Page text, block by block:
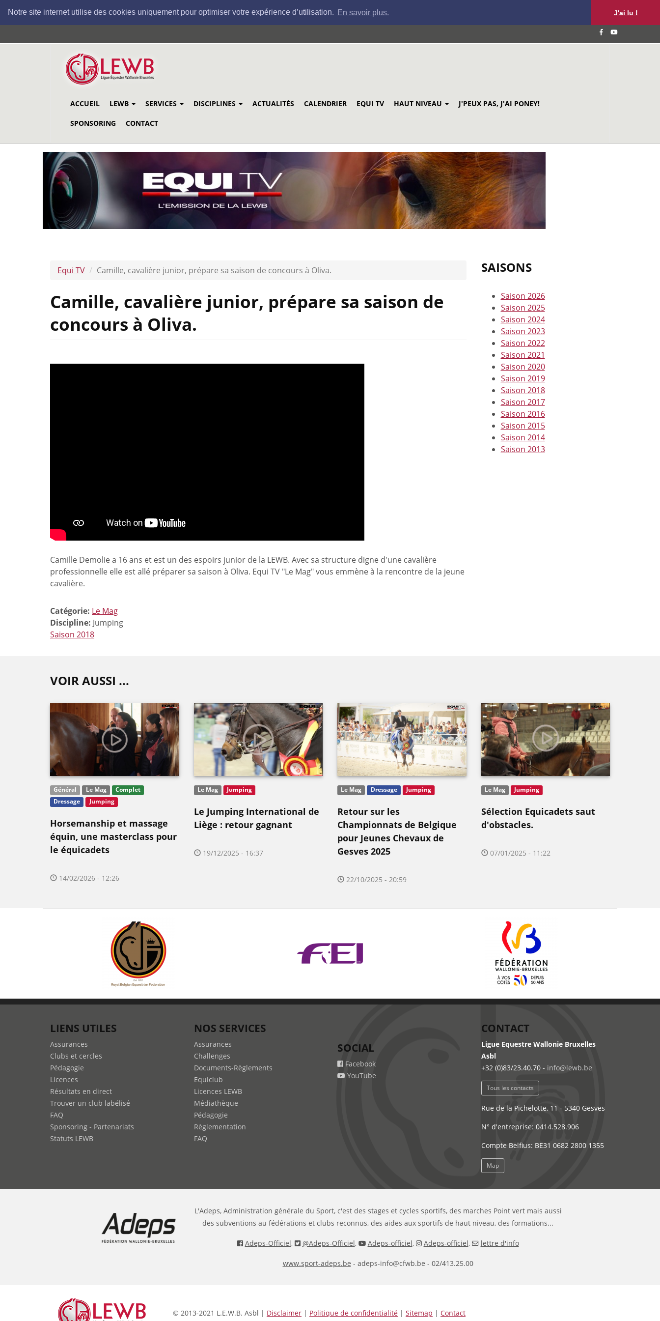
Notre site internet utilise des cookies uniquement pour optimiser votre expérience d’utilisation. En savoir plus. J'ai lu !
au
ACCUEIL LEWB SERVICES DISCIPLINES ACTUALITÉS CALENDRIER EQUI TV HAUT NIVEAU J'PEUX PAS, J'AI PONEY!
SPONSORING CONTACT
Equi TV Camille, cavalière junior, prépare sa saison de concours à Oliva.
Camille, cavalière junior, prépare sa saison de
concours à Oliva.
Camille Demolie a 16 ans et est un des espoirs junior de la LEWB. Avec sa structure digne d'une cavalière
professionnelle elle est allé préparer sa saison à Oliva. Equi TV "Le Mag" vous emmène à la rencontre de la jeune
cavalière.
Catégorie: Le Mag
Discipline: Jumping
Saison 2018
SAISONS
Saison 2026
Saison 2025
Saison 2024
Saison 2023
Saison 2022
Saison 2021
Saison 2020
Saison 2019
Saison 2018
Saison 2017
Saison 2016
Saison 2015
Saison 2014
Saison 2013
VOIR AUSSI ...
Général Le Mag
Complet
Dressage
Jumping
Horsemanship et massage
équin, une masterclass pour
le équicadets
14/02/2026 - 12:26
Le Mag Jumping
Le Jumping International de
Liège : retour gagnant
19/12/2025 - 16:37
Le Mag Dressage Jumping
Retour sur les
Championnats de Belgique
pour Jeunes Chevaux de
Gesves 2025
22/10/2025 - 20:59
Le Mag Jumping
Sélection Equicadets saut
d'obstacles.
07/01/2025 - 11:22
LIENS UTILES
Assurances
Clubs et cercles
Pédagogie
Licences
Résultats en direct
Trouver un club labélisé
FAQ
Sponsoring - Partenariats
Statuts LEWB
NOS SERVICES
Assurances
Challenges
Documents-Règlements
Equiclub
Licences LEWB
Médiathèque
Pédagogie
Règlementation
FAQ
SOCIAL
Facebook
YouTube
CONTACT
Ligue Equestre Wallonie Bruxelles
Asbl
+32 (0)83/23.40.70 - info@lewb.be
Tous les contacts
Rue de la Pichelotte, 11 - 5340 Gesves
N° d'entreprise: 0414.528.906
Compte Belfius: BE31 0682 2800 1355
Map
L'Adeps, Administration générale du Sport, c'est des stages et cycles sportifs, des marches Point vert mais aussi
des subventions au fédérations et clubs reconnus, des aides aux sportifs de haut niveau, des formations...
Adeps-Officiel, @Adeps-Officiel, Adeps-officiel, Adeps-officiel, lettre d'info
www.sport-adeps.be - adeps-info@cfwb.be - 02/413.25.00
© 2013-2021 L.E.W.B. Asbl | Disclaimer | Politique de confidentialité | Sitemap | Contact